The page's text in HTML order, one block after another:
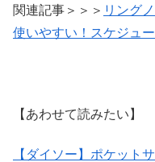
関連記事＞＞＞ リング
使いやすい！スケジュ
【あわせて読みたい】
【ダイソー】ポケット